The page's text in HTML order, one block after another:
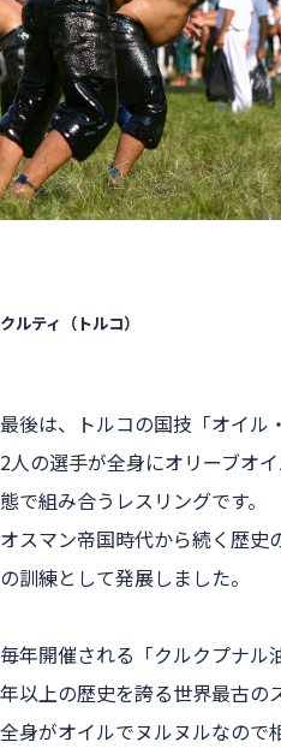
クルティ（トルコ）
最後は、トルコの国技「オイル
2人の選手が全身にオリーブオ
態で組み合うレスリングです。
オスマン帝国時代から続く歴史
の訓練として発展しました。
毎年開催される「クルクプナル
年以上の歴史を誇る世界最古の
全身がオイルでヌルヌルなので